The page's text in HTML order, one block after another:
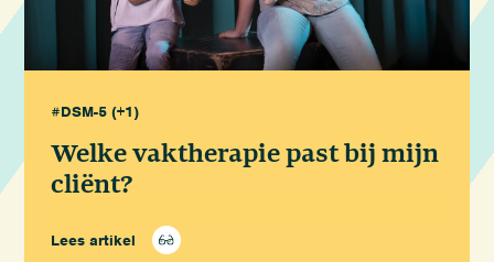
#DSM-5(+1)
Welke vaktherapie past bij mijn
cliënt?
Lees artikel